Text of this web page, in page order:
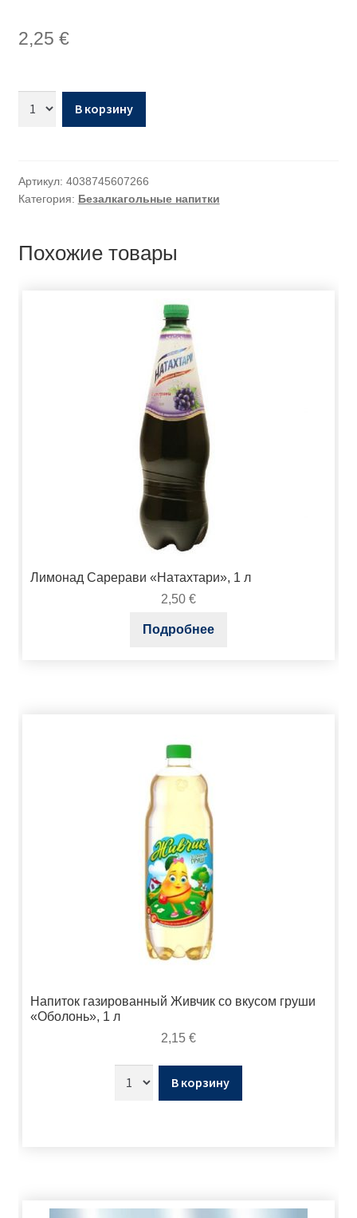
2,25 €
В корзину
Артикул: 4038745607266
Категория: Безалкагольные напитки
Похожие товары
Лимонад Сарерави «Натахтари», 1 л
2,50 €
Подробнее
Напиток газированный Живчик со вкусом груши
«Оболонь», 1 л
2,15 €
В корзину